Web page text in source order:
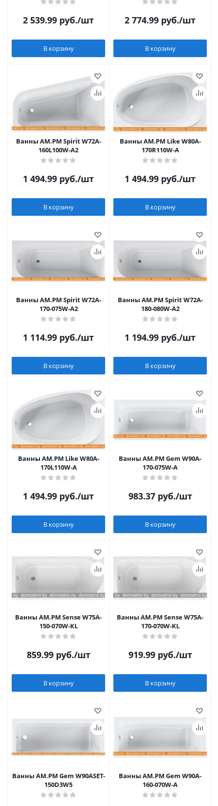
2 539.99 руб./шт
В корзину
2 774.99 руб./шт
В корзину
Ванны AM.PM Spirit W72A-
160L100W-A2
1 494.99 руб./шт
В корзину
Ванны AM.PM Like W80A-
170R110W-A
1 494.99 руб./шт
В корзину
Ванны AM.PM Spirit W72A-
170-075W-A2
1 114.99 руб./шт
В корзину
Ванны AM.PM Spirit W72A-
180-080W-A2
1 194.99 руб./шт
В корзину
Ванны AM.PM Like W80A-
170L110W-A
1 494.99 руб./шт
В корзину
Ванны AM.PM Gem W90A-
170-075W-A
983.37руб./шт
В корзину
Ванны AM.PM Sense W75A-
150-070W-KL
859.99руб./шт
В корзину
Ванны AM.PM Sense W75A-
170-070W-KL
919.99руб./шт
В корзину
Ванны AM.PM Gem W90ASET-
150D3W5
Ванны AM.PM Gem W90A-
160-070W-A